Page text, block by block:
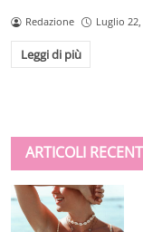
Redazione Luglio 22,
Leggi di più
ARTICOLI